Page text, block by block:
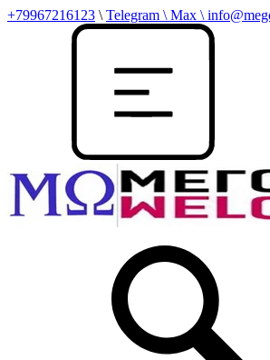
+79967216123 \ Telegram \ Max \